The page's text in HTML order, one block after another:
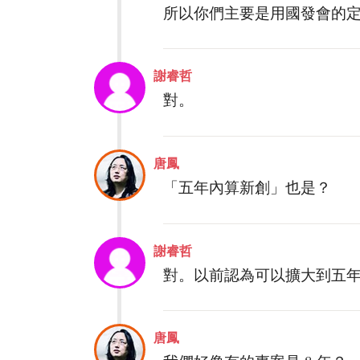
所以你們主要是用國發會的
謝睿哲
對。
唐鳳
「五年內算新創」也是？
謝睿哲
對。以前認為可以擴大到五年
唐鳳